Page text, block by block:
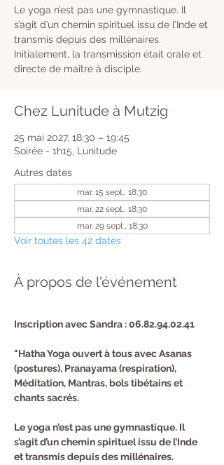
Le yoga n’est pas une gymnastique. Il
s’agit d’un chemin spirituel issu de l’Inde et
transmis depuis des millénaires.
Initialement, la transmission était orale et
directe de maître à disciple.
Chez Lunitude à Mutzig
25 mai 2027, 18:30 – 19:45
Soirée - 1h15, Lunitude
Autres dates
mar. 15 sept., 18:30
mar. 22 sept., 18:30
mar. 29 sept., 18:30
Voir toutes les 42 dates
À propos de l'événement
Inscription avec Sandra : 06.82.94.02.41
"Hatha Yoga ouvert à tous avec Asanas
(postures), Pranayama (respiration),
Méditation, Mantras, bols tibétains et
chants sacrés.
Le yoga n’est pas une gymnastique. Il
s’agit d’un chemin spirituel issu de l’Inde
et transmis depuis des millénaires.